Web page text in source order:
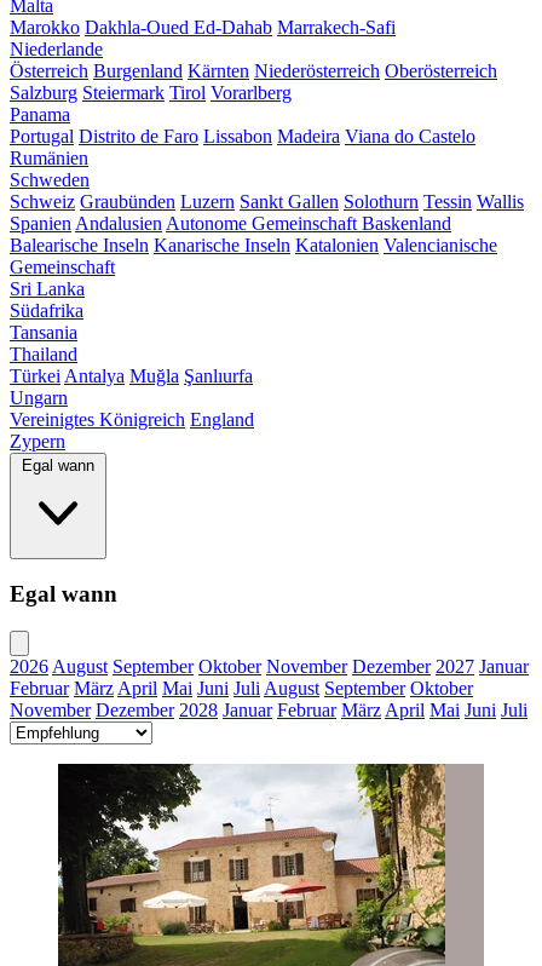
Malta
Marokko Dakhla-Oued Ed-Dahab Marrakech-Safi
Niederlande
Österreich Burgenland Kärnten Niederösterreich Oberösterreich
Salzburg Steiermark Tirol Vorarlberg
Panama
Portugal Distrito de Faro Lissabon Madeira Viana do Castelo
Rumänien
Schweden
Schweiz Graubünden Luzern Sankt Gallen Solothurn Tessin Wallis
Spanien Andalusien Autonome Gemeinschaft Baskenland
Balearische Inseln Kanarische Inseln Katalonien Valencianische
Gemeinschaft
Sri Lanka
Südafrika
Tansania
Thailand
Türkei Antalya Muğla Şanlıurfa
Ungarn
Vereinigtes Königreich England
Zypern
Egal wann
Egal wann
2026 August September Oktober November Dezember 2027 Januar
Februar März April Mai Juni Juli August September Oktober
November Dezember 2028 Januar Februar März April Mai Juni Juli